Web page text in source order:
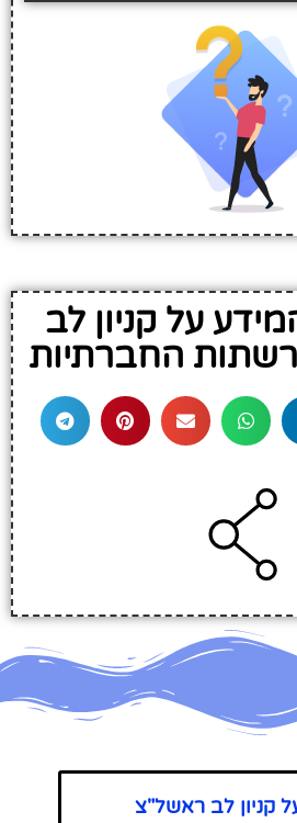
על קניון לב
החברתיות
קניון לב ראשל"צ